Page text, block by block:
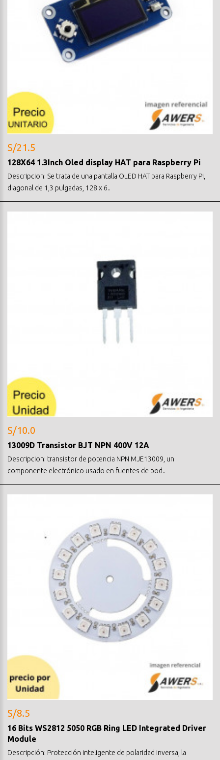
S/21.5
128X64 1.3Inch Oled display HAT para Raspberry Pi
Descripcion: Se trata de una pantalla OLED HAT para Raspberry Pi,
diagonal de 1,3 pulgadas, 128 x 6..
S/10.0
13009D Transistor BJT NPN 400V 12A
Descripcion: transistor de potencia NPN MJE13009, un
componente electrónico usado en fuentes de pod..
S/8.5
16 Bits WS2812 5050 RGB Ring LED Integrated Driver
Module
Descripción: Protección inteligente de polaridad inversa, la